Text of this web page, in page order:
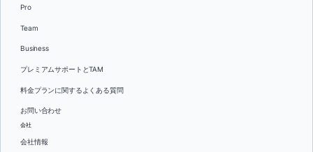
Pro
Team
Business
プレミアムサポートとTAM
料金プランに関するよくある質問
お問い合わせ
会社
会社情報